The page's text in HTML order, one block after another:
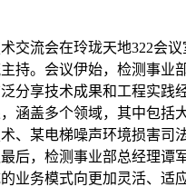
交流会在玲珑天地322会
持。会议伊始，检测事
分享技术成果和工程实
涵盖多个领域，其中包
、某电梯噪声环境损害
后，检测事业部总经理
业务模式向更加灵活、